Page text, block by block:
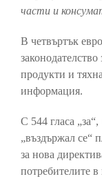
части и
В четвъртък
продукти и
информация.
С 544 гласа
„въздържал се“
за нова
потребителите в